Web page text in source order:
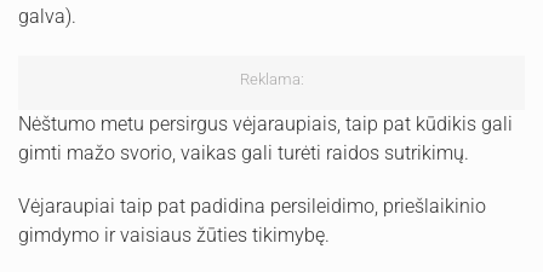
galva).
Reklama:
Nėštumo metu persirgus vėjaraupiais, taip pat kūdikis gali
gimti mažo svorio, vaikas gali turėti raidos sutrikimų.
Vėjaraupiai taip pat padidina persileidimo, priešlaikinio
gimdymo ir vaisiaus žūties tikimybę.